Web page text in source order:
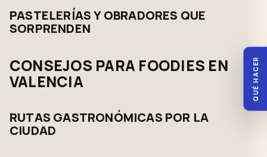
QUÉ HACER
PASTELERÍAS Y OBRADORES QUE
SORPRENDEN
CONSEJOS PARA FOODIES EN
VALENCIA
RUTAS GASTRONÓMICAS POR LA
CIUDAD